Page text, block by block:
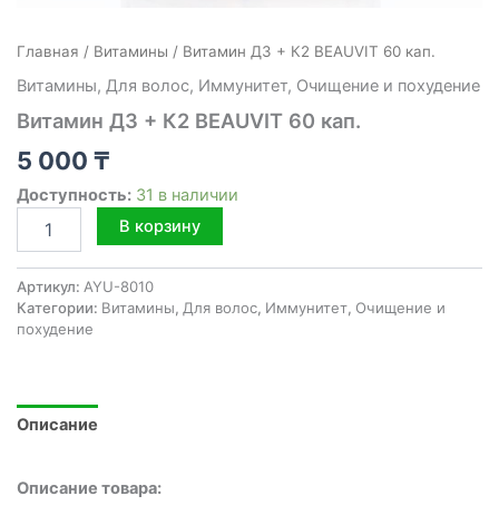
Главная / Витамины / Витамин Д3 + К2 BEAUVIT 60 кап.
Витамины, Для волос, Иммунитет, Очищение и похудение
Витамин Д3 + К2 BEAUVIT 60 кап.
5 000 ₸
Доступность: 31 в наличии
товара
Д3
+
К2
В корзину
Артикул: AYU-8010
Категории: Витамины, Для волос, Иммунитет, Очищение и
похудение
Описание
Описание товара: